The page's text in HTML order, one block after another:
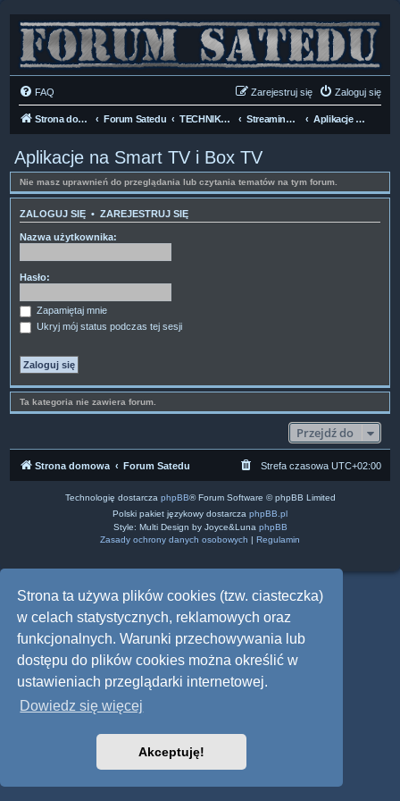
Strona ta używa plików cookies (tzw. ciasteczka)
w celach statystycznych, reklamowych oraz
funkcjonalnych. Warunki przechowywania lub
dostępu do plików cookies można określić w
ustawieniach przeglądarki internetowej.
Dowiedz się więcej
Akceptuję!
FAQ Zaloguj się
Zarejestruj się
Strona domowa Forum Satedu TECHNIKA SAT Streaming i Usługi VOD Aplikacje na Smart TV i Box TV
Aplikacje na Smart TV i Box TV
Nie masz uprawnień do przeglądania lub czytania tematów na tym forum.
ZALOGUJ SIĘ • ZAREJESTRUJ SIĘ
Nazwa użytkownika:
Hasło:
Zapamiętaj mnie
Ukryj mój status podczas tej sesji
Ta kategoria nie zawiera forum.
Przejdź do
Strona domowa Forum Satedu Strefa czasowa UTC+02:00
Technologię dostarcza phpBB® Forum Software © phpBB Limited
Polski pakiet językowy dostarcza phpBB.pl
Style: Multi Design by Joyce&Luna phpBB
Zasady ochrony danych osobowych | Regulamin